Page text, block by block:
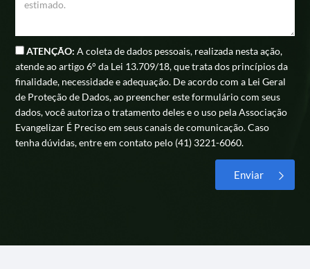
ATENÇÃO: A coleta de dados pessoais, realizada nesta ação,
atende ao artigo 6° da Lei 13.709/18, que trata dos princípios da
finalidade, necessidade e adequação. De acordo com a Lei Geral
de Proteção de Dados, ao preencher este formulário com seus
dados, você autoriza o tratamento deles e o uso pela Associação
Evangelizar É Preciso em seus canais de comunicação. Caso
tenha dúvidas, entre em contato pelo (41) 3221-6060.